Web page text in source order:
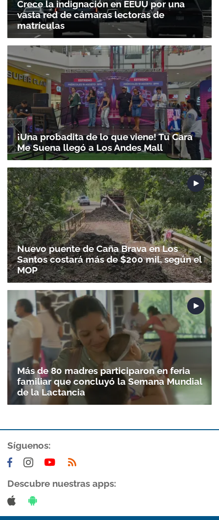
Gracias por suscribirte a nuestro boletín.
ACEPTAR
Crece la indignación en EEUU por una
vasta red de cámaras lectoras de
matrículas
¡Una probadita de lo que viene! Tu Cara
Me Suena llegó a Los Andes Mall
Nuevo puente de Caña Brava en Los
Santos costará más de $200 mil, según el
MOP
Más de 80 madres participaron en feria
familiar que concluyó la Semana Mundial
de la Lactancia
Síguenos:
Descubre nuestras apps: